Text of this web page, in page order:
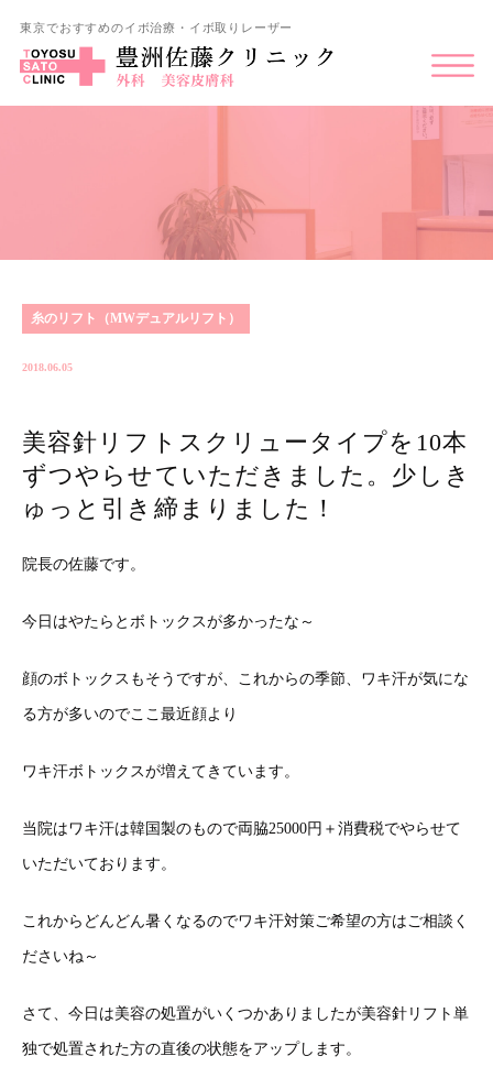
東京でおすすめのイボ治療・イボ取りレーザー
糸のリフト（MWデュアルリフト）
2018.06.05
美容針リフトスクリュータイプを10本
ずつやらせていただきました。少しき
ゅっと引き締まりました！
院長の佐藤です。
今日はやたらとボトックスが多かったな～
顔のボトックスもそうですが、これからの季節、ワキ汗が気にな
る方が多いのでここ最近顔より
ワキ汗ボトックスが増えてきています。
当院はワキ汗は韓国製のもので両脇25000円＋消費税でやらせて
いただいております。
これからどんどん暑くなるのでワキ汗対策ご希望の方はご相談く
ださいね～
さて、今日は美容の処置がいくつかありましたが美容針リフト単
独で処置された方の直後の状態をアップします。